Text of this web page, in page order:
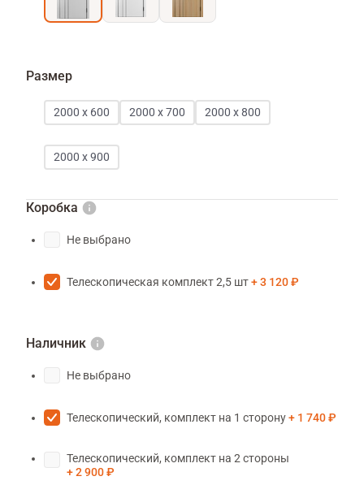
Размер
2000 х 600 2000 х 700 2000 х 800
2000 х 900
Коробка
Не выбрано
Телескопическая комплект 2,5 шт 3 120 ₽
Наличник
Не выбрано
Телескопический, комплект на 1 сторону 1 740 ₽
Телескопический, комплект на 2 стороны
2 900 ₽